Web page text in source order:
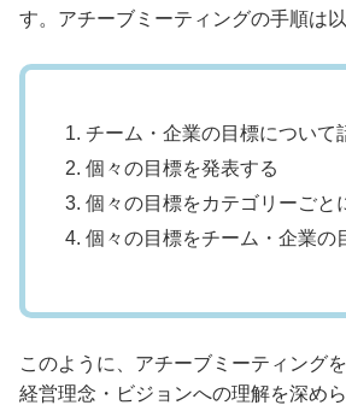
す。アチーブミーティングの手順は
チーム・企業の目標について
個々の目標を発表する
個々の目標をカテゴリーごと
個々の目標をチーム・企業の
このように、アチーブミーティング
経営理念・ビジョンへの理解を深め